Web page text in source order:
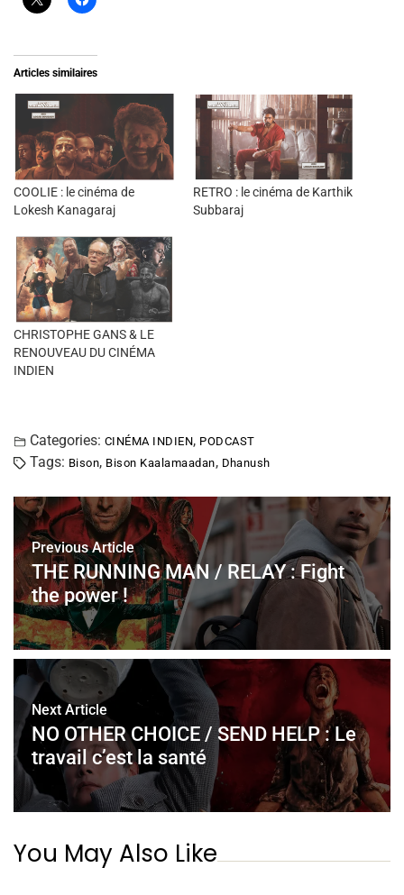
Articles similaires
COOLIE : le cinéma de
Lokesh Kanagaraj
RETRO : le cinéma de Karthik
Subbaraj
CHRISTOPHE GANS & LE
RENOUVEAU DU CINÉMA
INDIEN
Categories: CINÉMA INDIEN, PODCAST
Tags: Bison, Bison Kaalamaadan, Dhanush
Previous Article
THE RUNNING MAN / RELAY : Fight
the power !
Next Article
NO OTHER CHOICE / SEND HELP : Le
travail c’est la santé
You May Also Like